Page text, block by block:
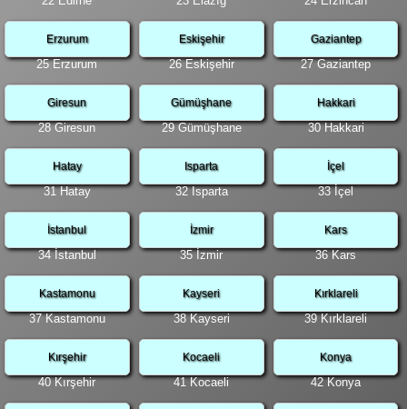
Erzurum
25 Erzurum
Eskişehir
26 Eskişehir
Gaziantep
27 Gaziantep
Giresun
28 Giresun
Gümüşhane
29 Gümüşhane
Hakkari
30 Hakkari
Hatay
31 Hatay
Isparta
32 Isparta
İçel
33 İçel
İstanbul
34 İstanbul
İzmir
35 İzmir
Kars
36 Kars
Kastamonu
37 Kastamonu
Kayseri
38 Kayseri
Kırklareli
39 Kırklareli
Kırşehir
40 Kırşehir
Kocaeli
41 Kocaeli
Konya
42 Konya